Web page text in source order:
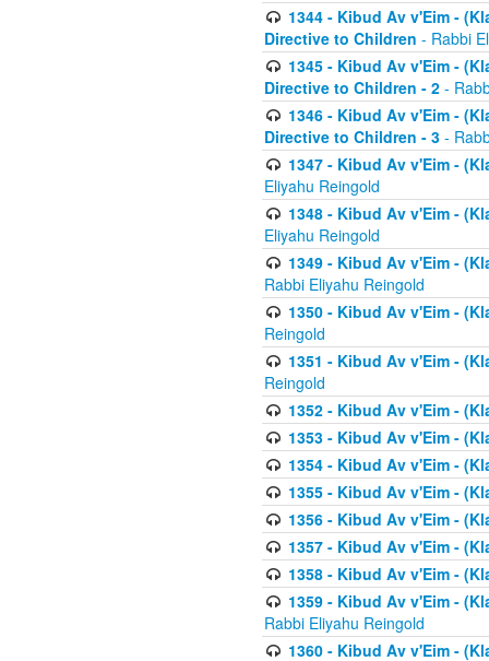
1344 - Kibud Av v'Eim -
Directive to Children - Rabbi
1345 - Kibud Av v'Eim -
Directive to Children - 2 -
1346 - Kibud Av v'Eim -
Directive to Children - 3 -
1347 - Kibud Av v'Eim -
Eliyahu Reingold
1348 - Kibud Av v'Eim -
Eliyahu Reingold
1349 - Kibud Av v'Eim -
Rabbi Eliyahu Reingold
1350 - Kibud Av v'Eim -
Reingold
1351 - Kibud Av v'Eim -
Reingold
1352 - Kibud Av v'Eim -
1353 - Kibud Av v'Eim -
1354 - Kibud Av v'Eim -
1355 - Kibud Av v'Eim -
1356 - Kibud Av v'Eim -
1357 - Kibud Av v'Eim -
1358 - Kibud Av v'Eim -
1359 - Kibud Av v'Eim -
Rabbi Eliyahu Reingold
1360 - Kibud Av v'Eim -